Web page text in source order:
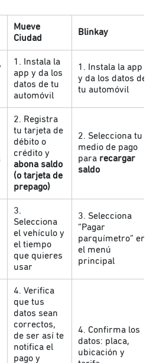
Mueve
Ciudad
Blinkay
1. Instala la
app y da los
datos de tu
automóvil
1. Instala la app
y da los datos de
tu automóvil
2. Registra
tu tarjeta de
débito o
crédito y
abona saldo
(o tarjeta de
prepago)
2. Selecciona tu
medio de pago
para recargar
saldo
3.
Selecciona
el vehículo y
el tiempo
que quieres
usar
3. Selecciona
“Pagar
parquímetro” en
el menú
principal
4. Verifica
que tus
datos sean
correctos,
de ser así te
notifica el
pago y
4. Confirma los
datos: placa,
ubicación y